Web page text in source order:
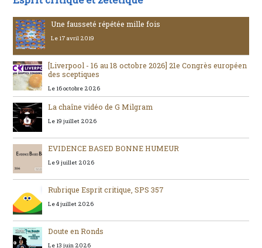
Une fausseté répétée mille fois
Le 17 avril 2019
[Liverpool - 16 au 18 octobre 2026] 21e Congrès européen
des sceptiques
Le 16 octobre 2026
La chaîne vidéo de G Milgram
Le 19 juillet 2026
EVIDENCE BASED BONNE HUMEUR
Le 9 juillet 2026
Rubrique Esprit critique, SPS 357
Le 4 juillet 2026
Doute en Ronds
Le 13 juin 2026